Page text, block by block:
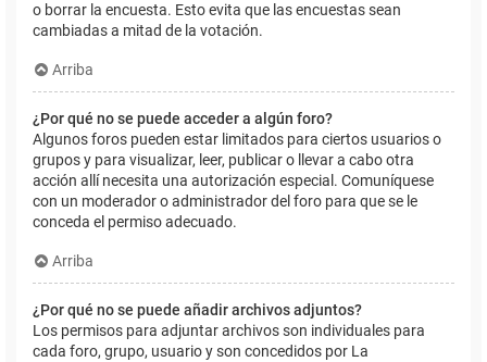
o borrar la encuesta. Esto evita que las encuestas sean
cambiadas a mitad de la votación.
Arriba
¿Por qué no se puede acceder a algún foro?
Algunos foros pueden estar limitados para ciertos usuarios o
grupos y para visualizar, leer, publicar o llevar a cabo otra
acción allí necesita una autorización especial. Comuníquese
con un moderador o administrador del foro para que se le
conceda el permiso adecuado.
Arriba
¿Por qué no se puede añadir archivos adjuntos?
Los permisos para adjuntar archivos son individuales para
cada foro, grupo, usuario y son concedidos por La